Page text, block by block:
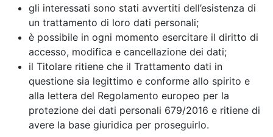
gli interessati sono stati avvertiti dell’esistenza di
un trattamento di loro dati personali;
è possibile in ogni momento esercitare il diritto di
accesso, modifica e cancellazione dei dati;
il Titolare ritiene che il Trattamento dati in
questione sia legittimo e conforme allo spirito e
alla lettera del Regolamento europeo per la
protezione dei dati personali 679/2016 e ritiene di
avere la base giuridica per proseguirlo.